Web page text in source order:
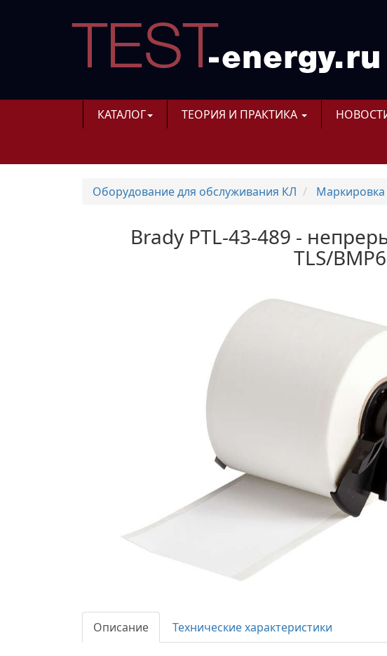
КАТАЛОГ ТЕОРИЯ И ПРАКТИКА
Оборудование для обслуживания КЛ Маркировка
Brady PTL-43-489 -
TLS/
Описание Технические характеристики